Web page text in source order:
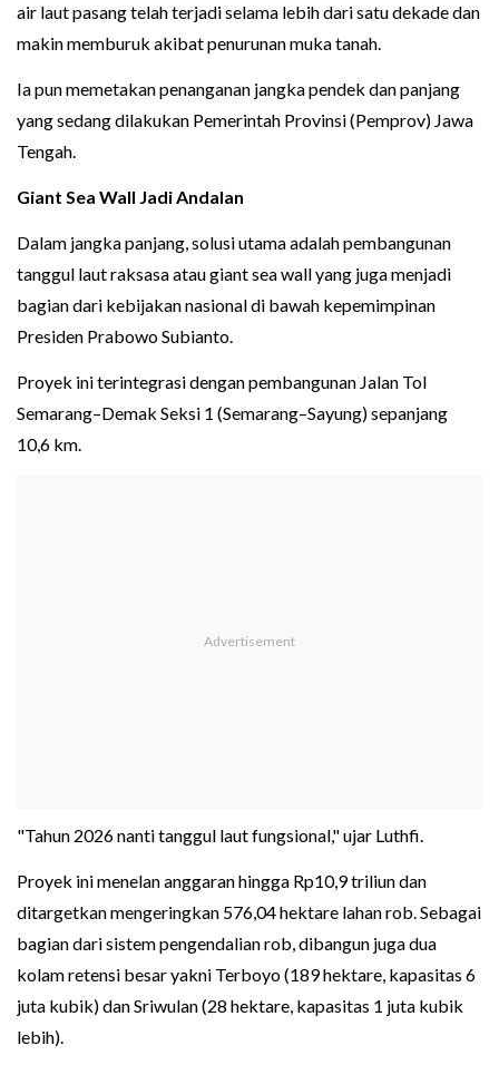
air laut pasang telah terjadi selama lebih dari satu dekade dan
makin memburuk akibat penurunan muka tanah.
Ia pun memetakan penanganan jangka pendek dan panjang
yang sedang dilakukan Pemerintah Provinsi (Pemprov) Jawa
Tengah.
Giant Sea Wall Jadi Andalan
Dalam jangka panjang, solusi utama adalah pembangunan
tanggul laut raksasa atau giant sea wall yang juga menjadi
bagian dari kebijakan nasional di bawah kepemimpinan
Presiden Prabowo Subianto.
Proyek ini terintegrasi dengan pembangunan Jalan Tol
Semarang–Demak Seksi 1 (Semarang–Sayung) sepanjang
10,6 km.
"Tahun 2026 nanti tanggul laut fungsional," ujar Luthfi.
Proyek ini menelan anggaran hingga Rp10,9 triliun dan
ditargetkan mengeringkan 576,04 hektare lahan rob. Sebagai
bagian dari sistem pengendalian rob, dibangun juga dua
kolam retensi besar yakni Terboyo (189 hektare, kapasitas 6
juta kubik) dan Sriwulan (28 hektare, kapasitas 1 juta kubik
lebih).